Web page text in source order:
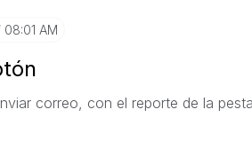
08:01 AM
correo, con el reporte de la